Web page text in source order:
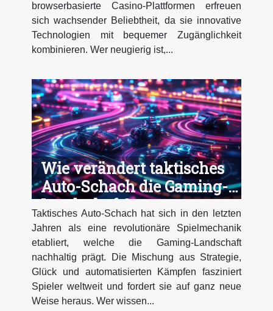
browserbasierte Casino-Plattformen erfreuen
sich wachsender Beliebtheit, da sie innovative
Technologien mit bequemer Zugänglichkeit
kombinieren. Wer neugierig ist,...
Wie verändert taktisches
Auto-Schach die Gaming-
Landschaft?
Taktisches Auto-Schach hat sich in den letzten
Jahren als eine revolutionäre Spielmechanik
etabliert, welche die Gaming-Landschaft
nachhaltig prägt. Die Mischung aus Strategie,
Glück und automatisierten Kämpfen fasziniert
Spieler weltweit und fordert sie auf ganz neue
Weise heraus. Wer wissen...